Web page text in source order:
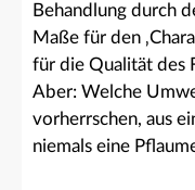
Behandlung durch
Maße für den
für die Qualität des
Aber: Welche
vorherrschen, aus
niemals eine